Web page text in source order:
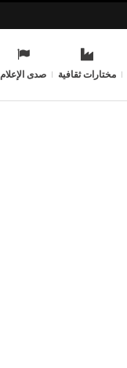
مختارات ثقافية صدى الإعلام